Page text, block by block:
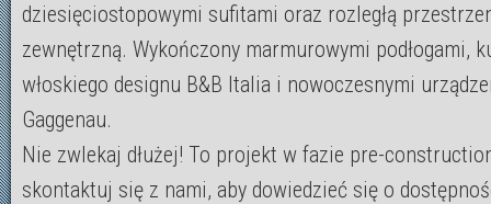
dziesięciostopowymi sufitami oraz rozległą
zewnętrzną. Wykończony marmurowymi podłogami,
włoskiego designu B&B Italia i nowoczesnymi
Gaggenau.
Nie zwlekaj dłużej! To projekt w fazie pre-
skontaktuj się z nami, aby dowiedzieć się o